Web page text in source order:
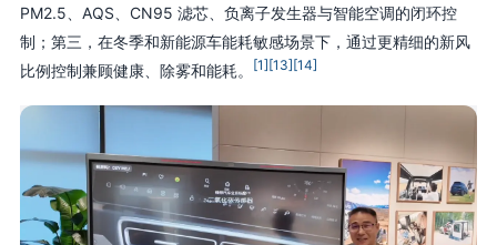
PM2.5、AQS、CN95 滤芯、负离子发生器与智能空调的闭环控
制；第三，在冬季和新能源车能耗敏感场景下，通过更精细的新风
比例控制兼顾健康、除雾和能耗。
[1][13][14]